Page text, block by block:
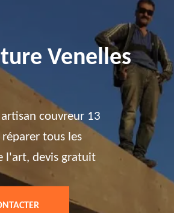
Venelles
couvreur 13
tous les
l'art, devis gratuit